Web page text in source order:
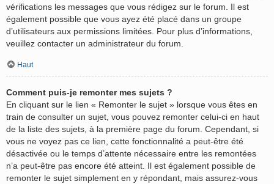
vérifications les messages que vous rédigez sur le forum. Il est
également possible que vous ayez été placé dans un groupe
d’utilisateurs aux permissions limitées. Pour plus d’informations,
veuillez contacter un administrateur du forum.
Haut
Comment puis-je remonter mes sujets ?
En cliquant sur le lien « Remonter le sujet » lorsque vous êtes en
train de consulter un sujet, vous pouvez remonter celui-ci en haut
de la liste des sujets, à la première page du forum. Cependant, si
vous ne voyez pas ce lien, cette fonctionnalité a peut-être été
désactivée ou le temps d’attente nécessaire entre les remontées
n’a peut-être pas encore été atteint. Il est également possible de
remonter le sujet simplement en y répondant, mais assurez-vous